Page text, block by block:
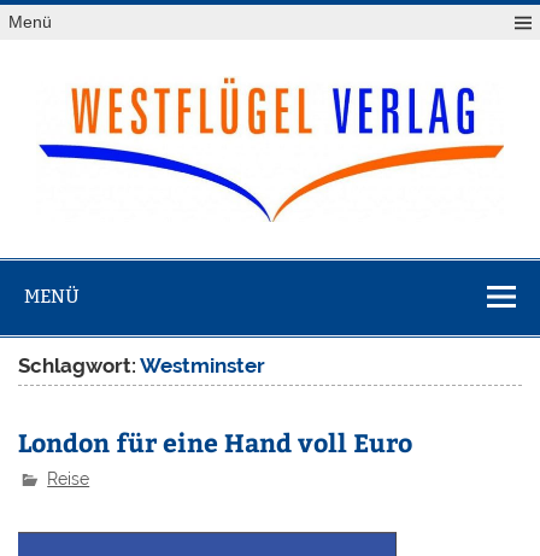
Zum
Inhalt
Menü
Verlag
MENÜ
Schlagwort:Westminster
London für eine Hand voll Euro
Reise